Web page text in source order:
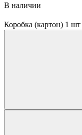
В наличии
Коробка (картон) 1